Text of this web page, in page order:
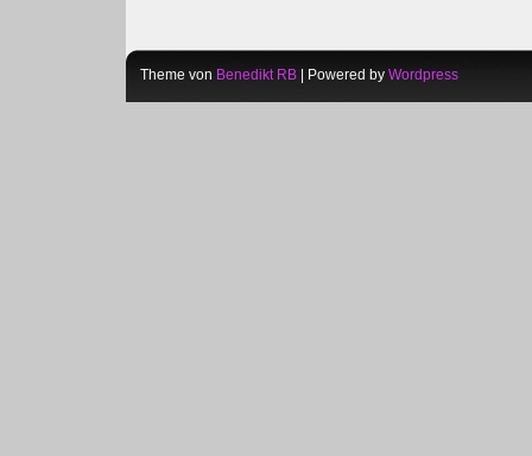
Theme von Benedikt RB | Powered by Wordpress